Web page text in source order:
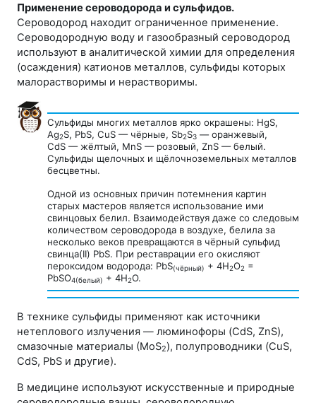
Применение сероводорода и сульфидов.
Сероводород находит ограниченное применение.
Сероводородную воду и газообразный сероводород
используют в аналитической химии для определения
(осаждения) катионов металлов, сульфиды которых
малорастворимы и нерастворимы.
Сульфиды многих металлов ярко окрашены: HgS,
Ag2S, PbS, CuS — чёрные, Sb2S3— оранжевый,
CdS — жёлтый, MnS — розовый, ZnS — белый.
Сульфиды щелочных и щёлочноземельных металлов
бесцветны.
Одной из основных причин потемнения картин
старых мастеров является использование ими
свинцовых белил. Взаимодействуя даже со следовым
количеством сероводорода в воздухе, белила за
несколько веков превращаются в чёрный сульфид
свинца(II) PbS. При реставрации его окисляют
пероксидом водорода: PbS(чёрный) + 4H2O2 =
PbSO4(белый) + 4H2O.
В технике сульфиды применяют как источники
нетеплового излучения — люминофоры (CdS, ZnS),
смазочные материалы (МоS2), полупроводники (CuS,
CdS, PbS и другие).
В медицине используют искусственные и природные